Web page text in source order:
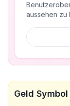
aussehen zu
Geld